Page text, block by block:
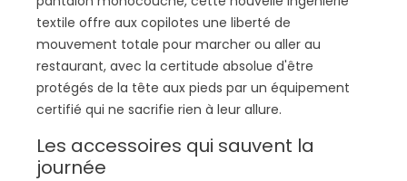
textile offre aux copilotes une liberté de
mouvement totale pour marcher ou aller au
restaurant, avec la certitude absolue d'être
protégés de la tête aux pieds par un équipement
certifié qui ne sacrifie rien à leur allure.
Les accessoires qui sauvent la
journée